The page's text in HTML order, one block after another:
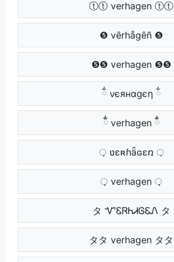
ⓣⓣ verhagen ⓣⓣ
❺ vêrhågêñ ❺
❺❺ verhagen ❺❺
ྂ νєянαgєη ྂ
ྂྂ verhagen ྂྂ
़ ʋɛʀɦǟɢɛռ ़
़़ verhagen ़़
タ ᏉᏋᏒᏂᏗᎶᏋᏁ タ
タタ verhagen タタ